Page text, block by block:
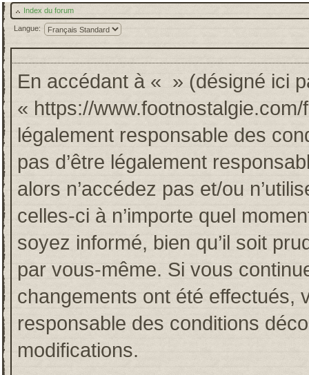
Index du forum
Langue:
En accédant à « » (désigné ici
« https://
légalement responsable des
pas d’être légalement
alors n’accédez pas et/ou
celles-ci à n’importe quel
soyez informé, bien qu’il soit
par vous-même. Si vous
changements ont été effectués,
responsable des conditions
modifications.